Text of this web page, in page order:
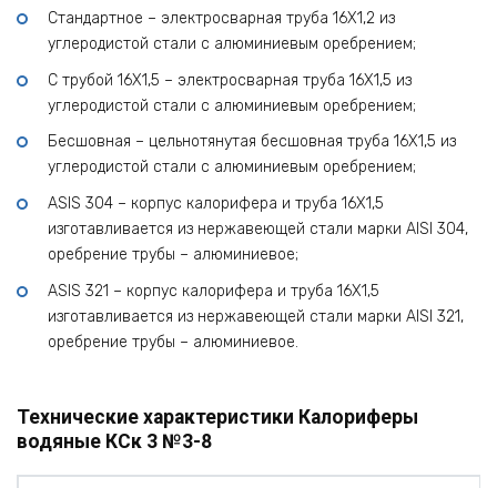
Стандартное – электросварная труба 16Х1,2 из
углеродистой стали с алюминиевым оребрением;
С трубой 16Х1,5 – электросварная труба 16Х1,5 из
углеродистой стали с алюминиевым оребрением;
Бесшовная – цельнотянутая бесшовная труба 16Х1,5 из
углеродистой стали с алюминиевым оребрением;
ASIS 304 – корпус калорифера и труба 16Х1,5
изготавливается из нержавеющей стали марки AISI 304,
оребрение трубы – алюминиевое;
ASIS 321 – корпус калорифера и труба 16Х1,5
изготавливается из нержавеющей стали марки AISI 321,
оребрение трубы – алюминиевое.
Технические характеристики Калориферы
водяные КСк 3 №3-8